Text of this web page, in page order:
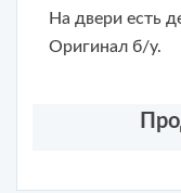
На двери есть
Оригинал б/у.